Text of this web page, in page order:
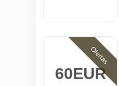
60EUR
Ofertas